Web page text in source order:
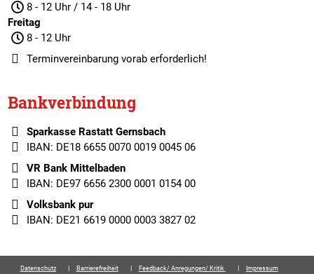
8 - 12 Uhr / 14 - 18 Uhr
Freitag
8 - 12 Uhr
Terminvereinbarungvorab erforderlich!
Bankverbindung
Sparkasse Rastatt Gernsbach
IBAN: DE18 6655 0070 0019 0045 06
VR Bank Mittelbaden
IBAN: DE97 6656 2300 0001 0154 00
Volksbank pur
IBAN: DE21 6619 0000 0003 3827 02
Datenschutz Barrierefreiheit Feedback/ Anregungen/ Kritik Impressum